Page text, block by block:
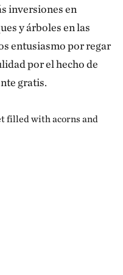
como la
de ansiedad y
Y cuando se
hace un ensayo en
obtener pruebas
que hacerlo en
inversiones en
y árboles en las
entusiasmo por regar
por el hecho de
gratis.